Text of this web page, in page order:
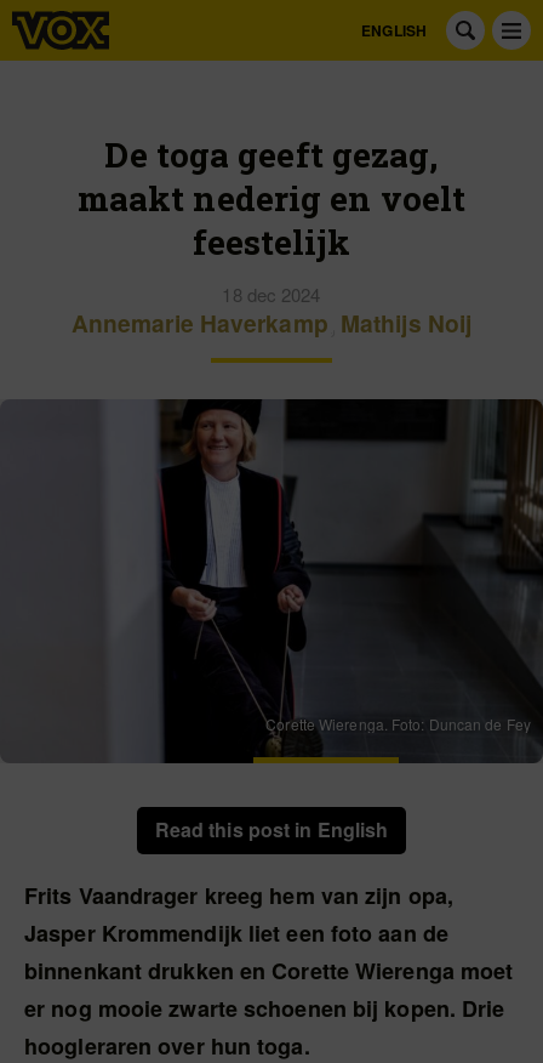
ENGLISH
De toga geeft gezag,
maakt nederig en voelt
feestelijk
18 dec 2024
Annemarie Haverkamp Mathijs Noij
Corette Wierenga. Foto: Duncan de Fey
Read this post in English
Frits Vaandrager kreeg hem van zijn opa,
Jasper Krommendijk liet een foto aan de
binnenkant drukken en Corette Wierenga moet
er nog mooie zwarte schoenen bij kopen. Drie
hoogleraren over hun toga.